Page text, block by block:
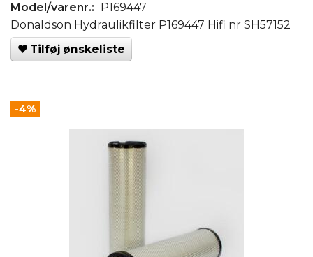
Model/varenr.:
P169447
Donaldson Hydraulikfilter P169447 Hifi nr SH57152
Tilføj ønskeliste
-4%